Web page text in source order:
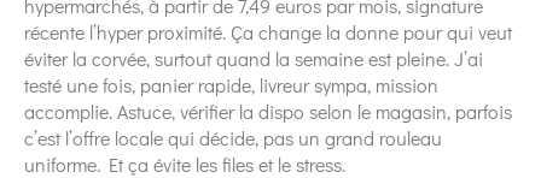
récente l’hyper proximité. Ça change la donne pour qui veut
éviter la corvée, surtout quand la semaine est pleine. J’ai
testé une fois, panier rapide, livreur sympa, mission
accomplie. Astuce, vérifier la dispo selon le magasin, parfois
c’est l’offre locale qui décide, pas un grand rouleau
uniforme. Et ça évite les files et le stress.